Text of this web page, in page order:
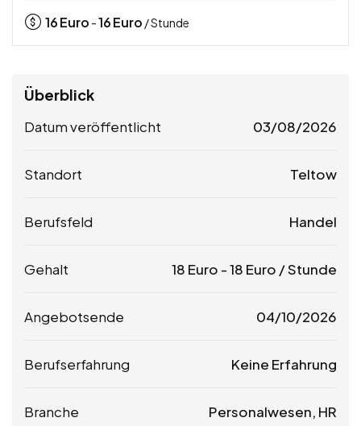
16Euro -16Euro / Stunde
Überblick
Datum veröffentlicht 03/08/2026
Standort Teltow
Berufsfeld Handel
Gehalt 18 Euro -18 Euro / Stunde
Angebotsende 04/10/2026
Berufserfahrung Keine Erfahrung
Branche Personalwesen, HR